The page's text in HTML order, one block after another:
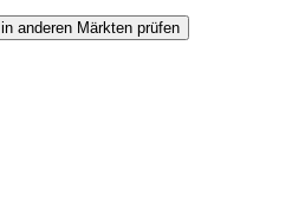
anderen Märkten prüfen